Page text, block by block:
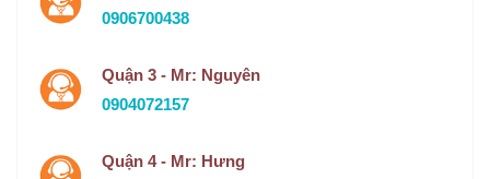
0906700438
Quận 3 - Mr: Nguyên
0904072157
Quận 4 - Mr: Hưng